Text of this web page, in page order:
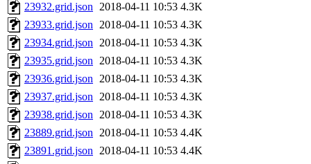
23932.grid.json 2018-04-11 10:53 4.3K
23933.grid.json 2018-04-11 10:53 4.3K
23934.grid.json 2018-04-11 10:53 4.3K
23935.grid.json 2018-04-11 10:53 4.3K
23936.grid.json 2018-04-11 10:53 4.3K
23937.grid.json 2018-04-11 10:53 4.3K
23938.grid.json 2018-04-11 10:53 4.3K
23889.grid.json 2018-04-11 10:53 4.4K
23891.grid.json 2018-04-11 10:53 4.4K